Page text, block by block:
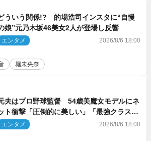
ういう関係!? 的場浩司インスタに“自慢
娘”元乃木坂46美女2人が登場し反響
エンタメ 2026/8/6 18:00
堀未央奈
夫はプロ野球監督 54歳美魔女モデルにネ
ト衝撃「圧倒的に美しい」「最強クラス」
うっとり」
エンタメ 2026/8/6 18:00